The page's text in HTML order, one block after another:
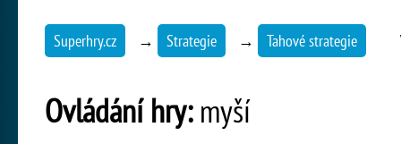
Superhry.cz → Strategie → Tahové strategie
Ovládání hry:myší